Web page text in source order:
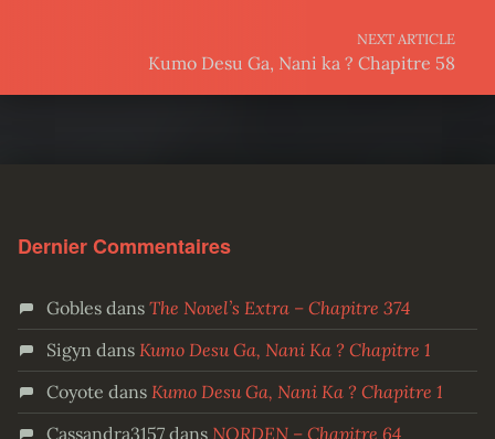
NEXT ARTICLE
Kumo Desu Ga, Nani ka ? Chapitre 58
Dernier Commentaires
Goblesdans The Novel’s Extra – Chapitre 374
Sigyn dans Kumo Desu Ga, Nani Ka ? Chapitre 1
Coyote dans Kumo Desu Ga, Nani Ka ? Chapitre 1
Cassandra3157dans NORDEN – Chapitre 64